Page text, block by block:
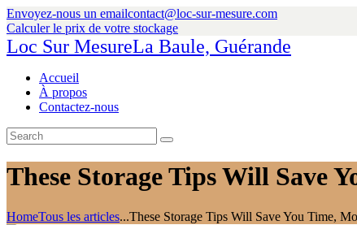
Envoyez-nous un emailcontact@loc-sur-mesure.com
Calculer le prix de votre stockage
Loc Sur MesureLa Baule, Guérande
Accueil
À propos
Contactez-nous
These Storage Tips Will Save
HomeTous les articles...These Storage Tips Will Save You Time,